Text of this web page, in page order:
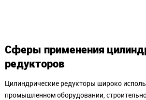
Сферы применения
редукторов
Цилиндрические редукторы широко
промышленном оборудовании,